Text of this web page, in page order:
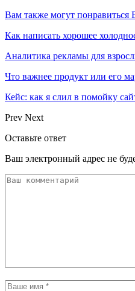
Вам также могут понравиться
Как написать хорошее
Аналитика рекламы для
Что важнее продукт или его
Кейс: как я слил в помойку
Prev Next
Оставьте ответ
Ваш электронный адрес не